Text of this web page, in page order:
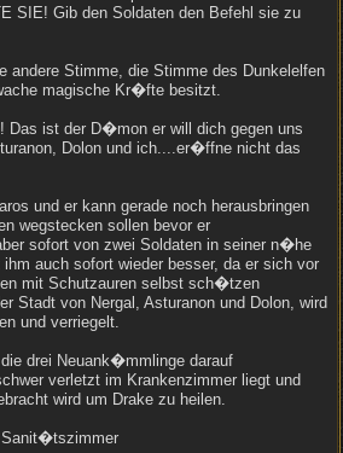
SIE! Gib den Soldaten den Befehl sie zu
andere Stimme, die Stimme des Dunkelelfen
magische Kr�fte besitzt.
Das ist der D�mon er will dich gegen uns
Dolon und ich....er�ffne nicht das
und er kann gerade noch herausbringen
wegstecken sollen bevor er
sofort von zwei Soldaten in seiner n�he
auch sofort wieder besser, da er sich vor
mit Schutzauren selbst sch�tzen
Stadt von Nergal, Asturanon und Dolon, wird
und verriegelt.
drei Neuank�mmlinge darauf
verletzt im Krankenzimmer liegt und
wird um Drake zu heilen.